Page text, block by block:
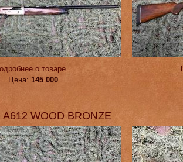
о товаре...
Цена:145 000
A612 WOOD BRONZE